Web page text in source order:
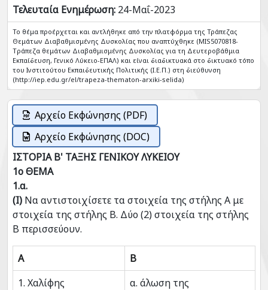
Τελευταία Ενημέρωση: 24-Μαΐ-2023
Το θέμα προέρχεται και αντλήθηκε από την πλατφόρμα της Τράπεζας
Θεμάτων Διαβαθμισμένης Δυσκολίας που αναπτύχθηκε (MIS5070818-
Tράπεζα θεμάτων Διαβαθμισμένης Δυσκολίας για τη Δευτεροβάθμια
Εκπαίδευση, Γενικό Λύκειο-ΕΠΑΛ) και είναι διαδικτυακά στο δικτυακό τόπο
του Ινστιτούτου Εκπαιδευτικής Πολιτικής (Ι.Ε.Π.) στη διεύθυνση
(http://iep.edu.gr/el/trapeza-thematon-arxiki-selida)
Αρχείο Εκφώνησης (PDF)
Αρχείο Εκφώνησης (DOC)
ΙΣΤΟΡΙΑ Β' ΤΑΞΗΣ ΓΕΝΙΚΟΥ ΛΥΚΕΙΟΥ
1ο ΘΕΜΑ
1.α.
(Ι) Να αντιστοιχίσετε τα στοιχεία της στήλης Α με
στοιχεία της στήλης Β. Δύο (2) στοιχεία της στήλης
Β περισσεύουν.
Α
Β
1. Χαλίφης
α. άλωση της